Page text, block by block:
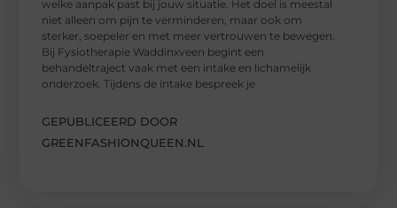
welke aanpak past bij jouw situatie. Het doel is meestal
niet alleen om pijn te verminderen, maar ook om
sterker, soepeler en met meer vertrouwen te bewegen.
Bij Fysiotherapie Waddinxveen begint een
behandeltraject vaak met een intake en lichamelijk
onderzoek. Tijdens de intake bespreek je
GEPUBLICEERD DOOR
GREENFASHIONQUEEN.NL